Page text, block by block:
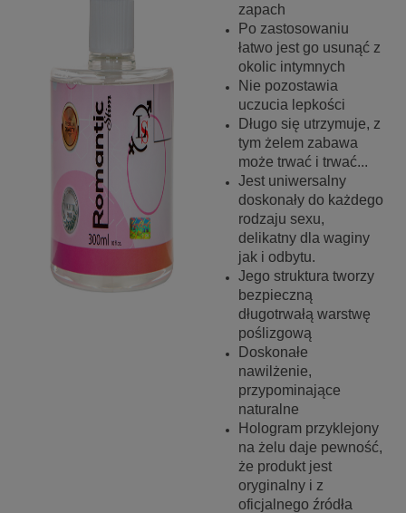
zapach
Po zastosowaniu
łatwo jest go usunąć z
okolic intymnych
Nie pozostawia
uczucia lepkości
Długo się utrzymuje, z
tym żelem zabawa
może trwać i trwać...
Jest uniwersalny
doskonały do każdego
rodzaju sexu,
delikatny dla waginy
jak i odbytu.
Jego struktura tworzy
bezpieczną
długotrwałą warstwę
poślizgową
Doskonałe
nawilżenie,
przypominające
naturalne
Hologram przyklejony
na żelu daje pewność,
że produkt jest
oryginalny i z
oficjalnego źródła